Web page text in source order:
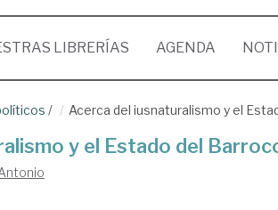
LIBRERÍAS AGENDA
/ Acerca del iusnaturalismo y el
y el Estado del